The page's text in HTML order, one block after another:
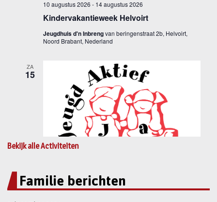
Bekijk alle Activiteiten
Familie berichten